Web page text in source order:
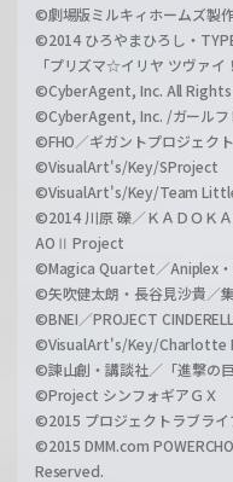
©劇場版ミルキィホームズ製
©2014 ひろやまひろし・
「プリズマ☆イリヤ ツヴァイ
©CyberAgent, Inc. All
©CyberAgent, Inc. /ガールフ
©FHO／ギガントプロジェクト
©VisualArt's/Key/SProject
©VisualArt's/Key/Team
©2014 川原 礫／ＫＡＤＯＫ
AOⅡ Project
©Magica Quartet／Aniplex
©矢吹健太朗・長谷見沙貴／
©BNEI／PROJECT
©VisualArt's/Key/Charlotte
©諫山創・講談社／「進撃の
©Project シンフォギアＧＸ
©2015 プロジェクトラブライ
©2015 DMM.com
Reserved.